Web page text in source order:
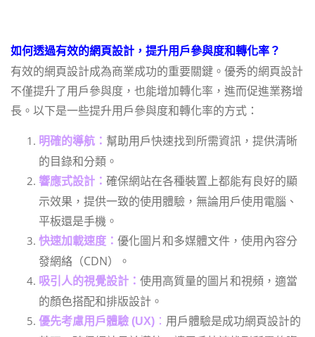
如何透過有效的網頁設計，提升用戶參與度和轉化率？
有效的網頁設計成為商業成功的重要關鍵。優秀的網頁設計
不僅提升了用戶參與度，也能增加轉化率，進而促進業務增
長。以下是一些提升用戶參與度和轉化率的方式：
明確的導航： 幫助用戶快速找到所需資訊，提供清晰
的目錄和分類。
響應式設計： 確保網站在各種裝置上都能有良好的顯
示效果，提供一致的使用體驗，無論用戶使用電腦、
平板還是手機。
快速加載速度： 優化圖片和多媒體文件，使用內容分
發網絡（CDN）。
吸引人的視覺設計： 使用高質量的圖片和視頻，適當
的顏色搭配和排版設計。
優先考慮用戶體驗 (UX) ： 用戶體驗是成功網頁設計的